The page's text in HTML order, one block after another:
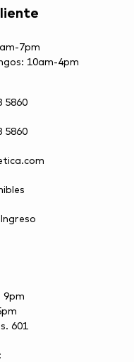
7pm
10am-4pm
5860
5860
9pm
601